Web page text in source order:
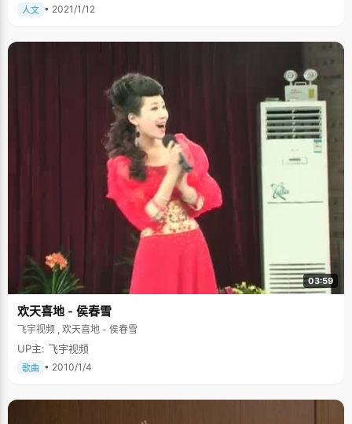
人文 • 2021/1/12
03:59
欢天喜地 - 侯春雪
飞宇视频 , 欢天喜地 - 侯春雪
UP主: 飞宇视频
歌曲 • 2010/1/4